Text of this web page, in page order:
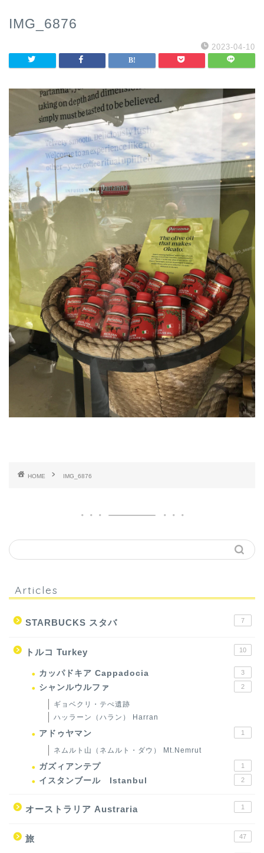
IMG_6876
2023-04-10
HOME IMG_6876
Articles
STARBUCKS スタバ 7
トルコ Turkey 10
カッパドキア Cappadocia 3
シャンルウルファ 2
ギョベクリ・テぺ遺跡
ハッラーン（ハラン） Harran
アドゥヤマン 1
ネムルト山（ネムルト・ダウ） Mt.Nemrut
ガズィアンテプ 1
イスタンブール Istanbul 2
オーストラリア Austraria 1
旅 47